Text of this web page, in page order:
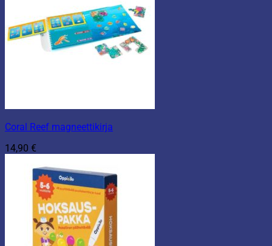
Coral Reef magneettikirja
14,90 €